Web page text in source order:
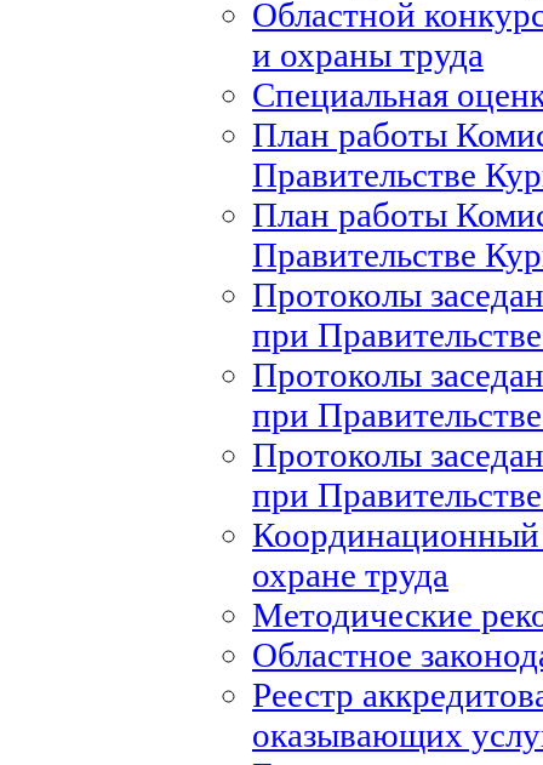
Областной
и охраны труда
Специальная
План работы
Правительстве
План работы
Правительстве
Протоколы
при
Протоколы
при
Протоколы
при
Координационный
охране труда
Методические
Областное
Реестр
оказывающих